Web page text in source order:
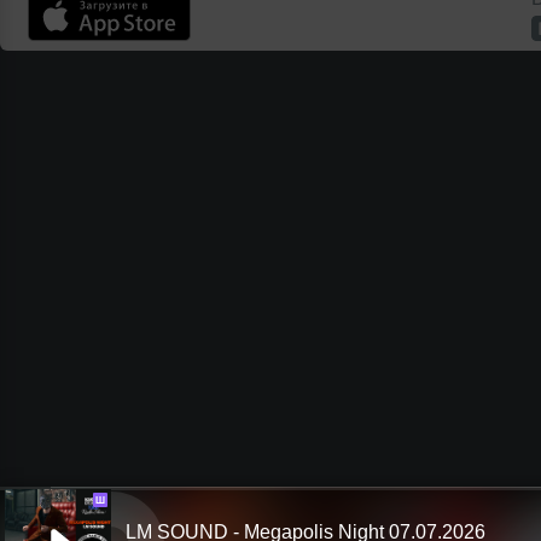
Ш
LM SOUND - Megapolis Night 07.07.2026